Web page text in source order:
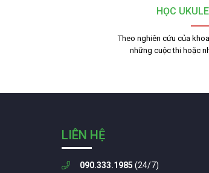
HỌC
Theo nghiên cứu của
những cuộc thi hoặc
LIÊN HỆ
090.333.1985 (24/7)